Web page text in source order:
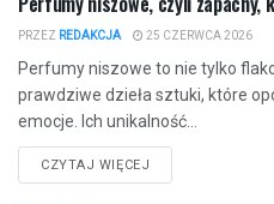
PRZEZ REDAKCJA 25 CZERWCA 2026
Perfumy niszowe to nie tylko
prawdziwe dzieła sztuki, które
emocje. Ich unikalność...
CZYTAJ WIĘCEJ